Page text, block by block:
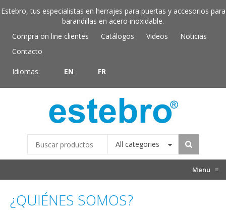
Estebro, tus especialistas en herrajes para puertas y accesorios para
barandillas en acero inoxidable.
Compra on line clientes
Catálogos Videos
Noticias
Contacto
Idiomas: EN FR
All categories
Menu ≡
¿QUIÉNES SOMOS?